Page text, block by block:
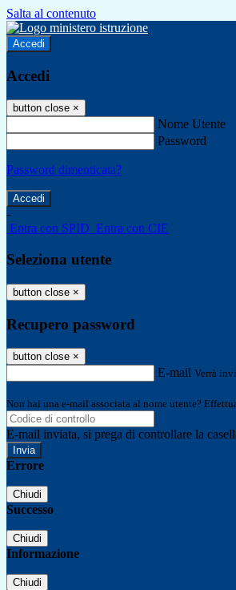
Salta al contenuto
Accedi
Accedi
button close ×
Nome Utente
Password
Password dimenticata?
-
Entra con SPID Entra con CIE
Seleziona utente
button close ×
Recupero password
button close ×
E-mail Verrà
Non hai una e-mail associata al nome utente?
E-mail inviata, si prega di controllare la
Errore
Chiudi
Successo
Chiudi
Informazione
Chiudi